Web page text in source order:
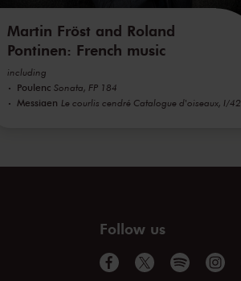
Martin Fröst and Roland
Pontinen: French music
including
Poulenc Sonata, FP 184
Messiaen Le courlis cendré Catalogue d'oiseaux, I/42
Follow us